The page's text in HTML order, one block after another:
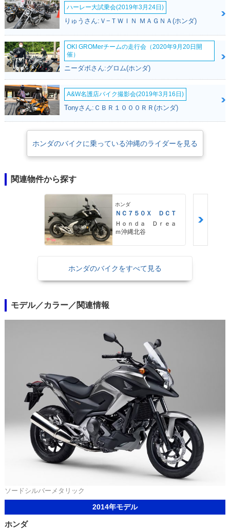
定となった。また、2018年のEパッケージ仕様車には、トラクションコン
トロールが装備された。2019年モデルでは、再びバリエーションが整理
され、全モデルにグリップヒーター、ETC車載器、トラクションコントロ
ール、ABSが標準装備された。これにより、ミッションがDCTなのかマニ
ュアルなのかの、2タイプ設定になった。2021年モデルではマイナーチェ
ンジを受け、欧州規制のユーロ5に適合。スタイルもコンセプトキープの
まま変更された。引き続き、6速マニュアルミッションとDCTの2仕様をラ
（令和2年規制適合）。2024年11月のEICMA（ミラノショー）で、2025
年モデルが発表された。ここまで一貫してシングルディスク式だったフロ
ントブレーキは、ダブルディスク式を採用し、フロントマスク含めたフェ
された。［備考］AT限定の大型二輪免許は、2019年12月1日から施行され
た道路交通法施行令の一部改正に伴い、従来の「総排気量0.650リットル
以下」という限定が撤廃され、排気量の上限なく、クラッチ操作を必要と
載モデルは、AT限定免許で運転することが可能になった。
ハーレー大試乗会(2019年3月24日)
りゅうさん:Ｖ−ＴＷＩＮ ＭＡＧＮＡ(ホンダ)
OKI GROMerチームの走行会（2020年9月20日開
催）
ニーダボさん:グロム(ホンダ)
A&W名護店バイク撮影会(2019年3月16日)
Tonyさん:ＣＢＲ１０００ＲＲ(ホンダ)
ホンダのバイクに乗っている沖縄のライダーを見る
関連物件から探す
ホンダ
ＮＣ７５０Ｘ ＤＣＴ
Ｈｏｎｄａ Ｄｒｅａ
ｍ沖縄北谷
ホンダのバイクをすべて見る
モデル／カラー／関連情報
ソードシルバーメタリック
2014年モデル
ホンダ